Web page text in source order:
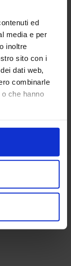
ed
media e per
inoltre
sito con i
dati web,
combinarle
che hanno